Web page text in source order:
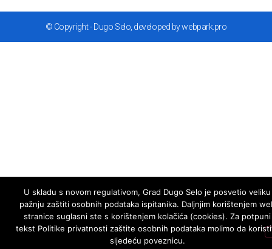
© Copyright - Dugo Selo, developed by webpark.pro
U skladu s novom regulativom, Grad Dugo Selo je posvetio veliku
pažnju zaštiti osobnih podataka ispitanika. Daljnjim korištenjem
stranice suglasni ste s korištenjem kolačića (cookies). Za potpuni
tekst Politike privatnosti zaštite osobnih podataka molimo da
sljedeću poveznicu.